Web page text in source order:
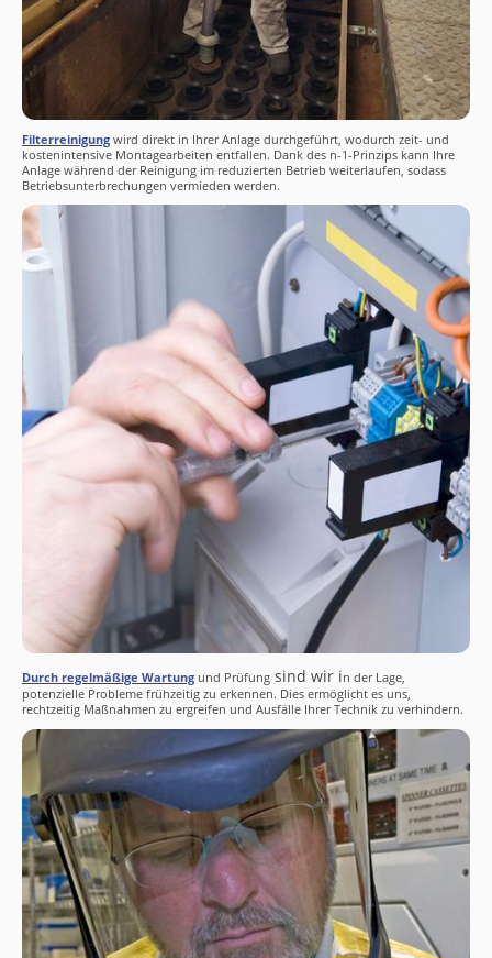
Filterreinigung wird direkt in Ihrer Anlage durchgeführt, wodurch zeit- und
kostenintensive Montagearbeiten entfallen. Dank des n-1-Prinzips kann Ihre
Anlage während der Reinigung im reduzierten Betrieb weiterlaufen, sodass
Betriebsunterbrechungen vermieden werden.
Durch regelmäßige Wartung und Prüfung sind wir in der Lage,
potenzielle Probleme frühzeitig zu erkennen. Dies ermöglicht es uns,
rechtzeitig Maßnahmen zu ergreifen und Ausfälle Ihrer Technik zu verhindern.